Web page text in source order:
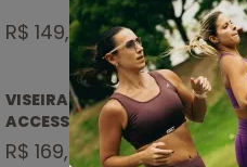
R$ 149,90
VISEIRA TECHNICAL
ACCESSORIES SHADE
R$ 169,90